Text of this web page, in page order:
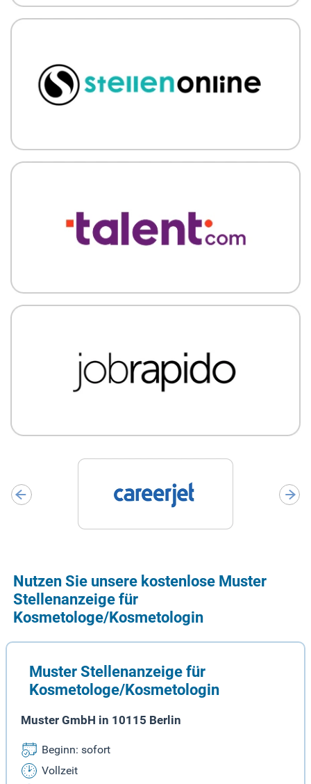
Nutzen Sie unsere kostenlose Muster
Stellenanzeige für
Kosmetologe/Kosmetologin
Muster Stellenanzeige für
Kosmetologe/Kosmetologin
Muster GmbH in 10115 Berlin
Beginn: sofort
Vollzeit